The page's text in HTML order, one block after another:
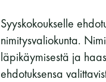
Syyskokoukselle
nimitysvaliokunta.
läpikäymisestä ja
ehdotuksensa